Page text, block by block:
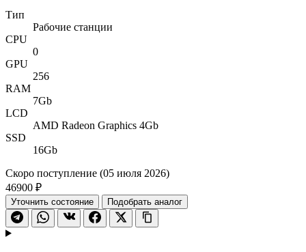
Тип
Рабочие станции
CPU
0
GPU
256
RAM
7Gb
LCD
AMD Radeon Graphics 4Gb
SSD
16Gb
Скоро поступление (05 июля 2026)
46900 ₽
Уточнить состояние Подобрать аналог